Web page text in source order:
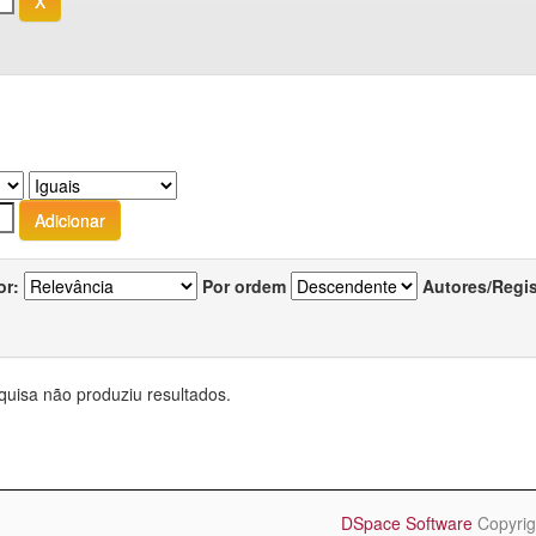
Por ordem Autores/
não produziu resultados.
DSpace Software